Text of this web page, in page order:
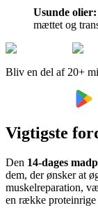
Usunde olier:
mættet og
Bliv en del af 20+
Vigtigste
Den 14-dages
dem, der ønsker at
muskelreparation,
en række proteinrige